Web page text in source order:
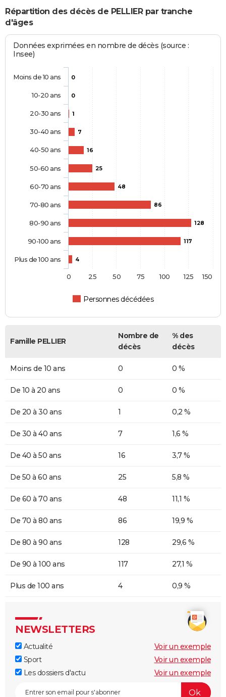
Répartition des décès de PELLIER par tranche
d'âges
Données exprimées en nombre de décès (source :
Insee)
0
0
1
7
16
25
48
86
128
117
4
Personnes décédées
Moins de 10 ans
10-20 ans
20-30 ans
30-40 ans
40-50 ans
50-60 ans
60-70 ans
70-80 ans
80-90 ans
90-100 ans
Plus de 100 ans
0 25 50 75 100 125 150
Famille PELLIER
Nombre de
décès
% des
décès
Moins de 10 ans 0 0 %
De 10 à 20 ans 0 0 %
De 20 à 30 ans 1 0,2 %
De 30 à 40 ans 7 1,6 %
De 40 à 50 ans 16 3,7 %
De 50 à 60 ans 25 5,8 %
De 60 à 70 ans 48 11,1 %
De 70 à 80 ans 86 19,9 %
De 80 à 90 ans 128 29,6 %
De 90 à 100 ans 117 27,1 %
Plus de 100 ans 4 0,9 %
NEWSLETTERS
Actualité
Voir un exemple
Sport
Voir un exemple
Les dossiers d'actu
Voir un exemple